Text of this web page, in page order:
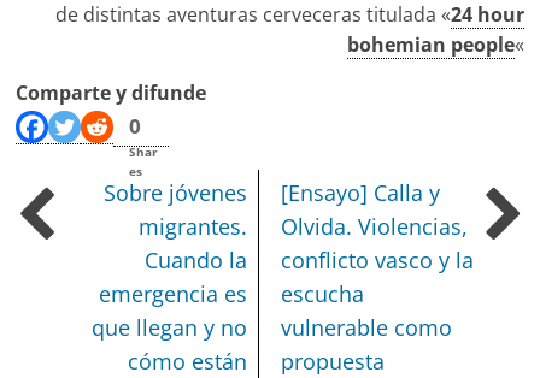
de distintas aventuras cerveceras titulada «24 hour
bohemian people«
Comparte y difunde
0
Shar
es
Sobre jóvenes
migrantes.
Cuando la
emergencia es
que llegan y no
cómo están
[Ensayo] Calla y
Olvida. Violencias,
conflicto vasco y la
escucha
vulnerable como
propuesta